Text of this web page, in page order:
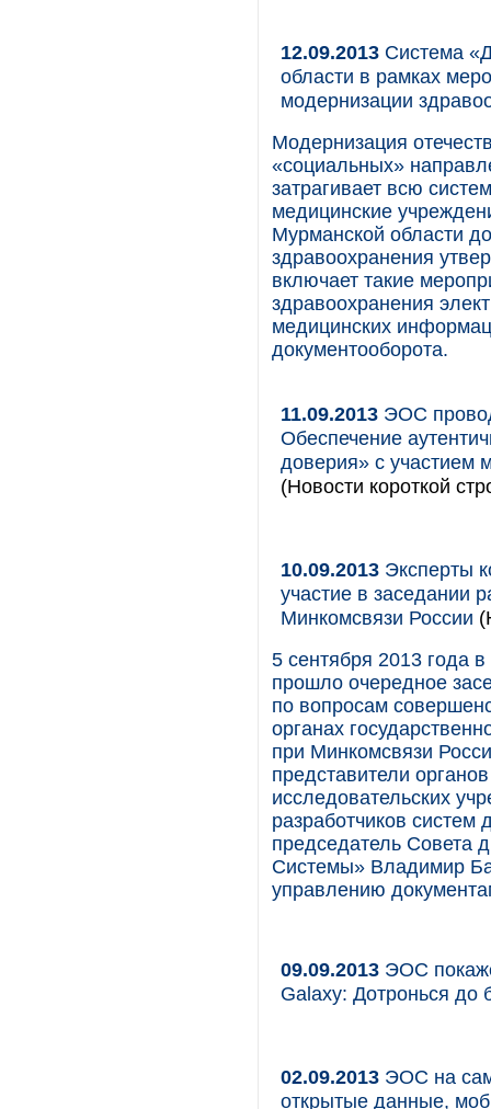
12.09.2013 Система
области в рамках
модернизации
Модернизация
«социальных»
затрагивает всю
медицинские
Мурманской области
здравоохранения
включает такие
здравоохранения
медицинских
документооборота.
11.09.2013 ЭОС
Обеспечение
доверия» с участием
(Новости короткой
10.09.2013 Эксперты
участие в заседании
Минкомсвязи России
5 сентября 2013 года
прошло очередное
по вопросам
органах
при Минкомсвязи
представители
исследовательских
разработчиков систем
председатель
Системы» Владимир
управлению
09.09.2013 ЭОС
Galaxy: Дотронься до
02.09.2013 ЭОС на
открытые данные,